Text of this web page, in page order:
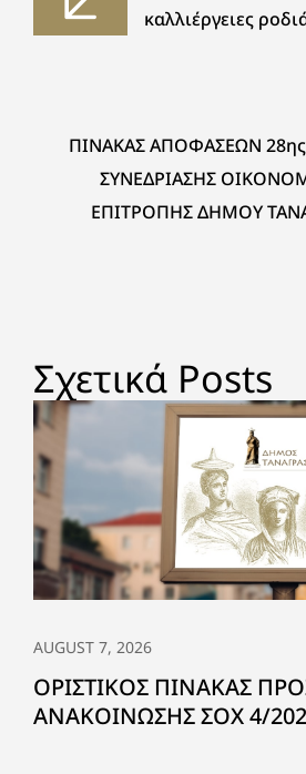
καλλιέργειες
ΠΙΝΑΚΑΣ ΑΠΟΦΑΣΕΩΝ
ΣΥΝΕΔΡΙΑΣΗΣ
ΕΠΙΤΡΟΠΗΣ ΔΗΜΟΥ
Σχετικά Posts
AUGUST 7, 2026
ΟΡΙΣΤΙΚΟΣ ΠΙΝΑΚΑΣ
ΑΝΑΚΟΙΝΩΣΗΣ ΣΟΧ 4/